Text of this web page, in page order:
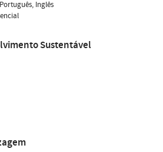
Português, Inglês
Sustentável